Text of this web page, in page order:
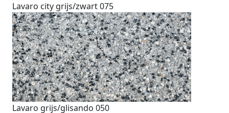
Lavaro city grijs/zwart 075
Lavaro grijs/glisando 050